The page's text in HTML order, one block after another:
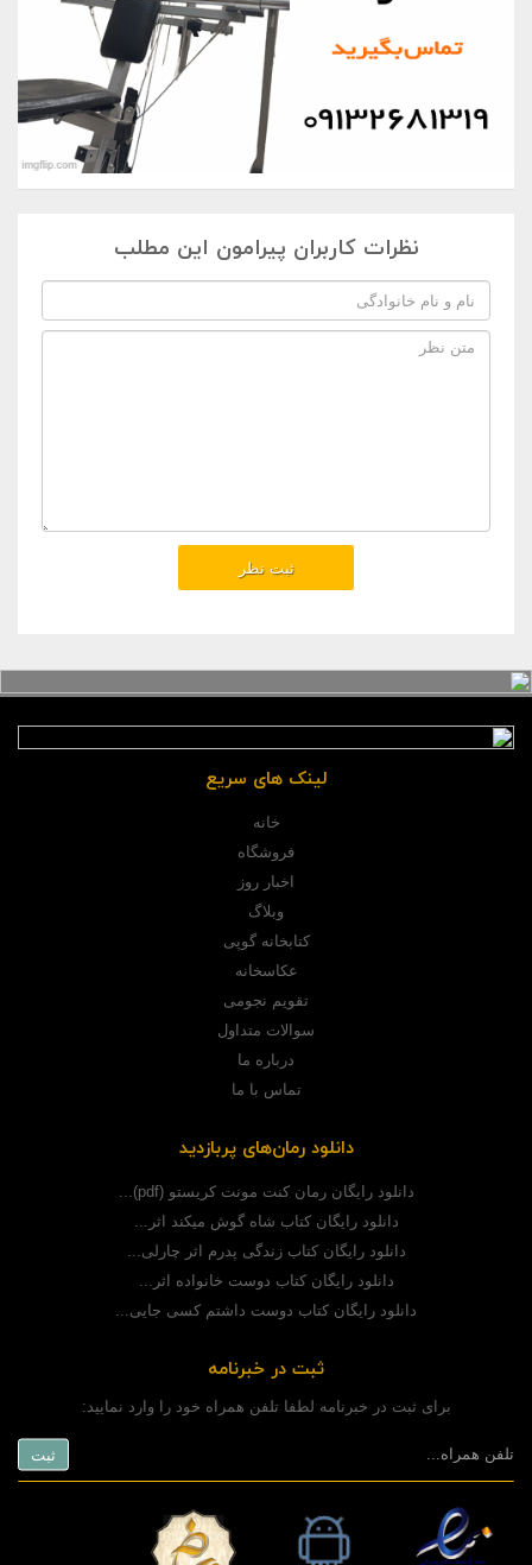
نظرات کاربران پیرامون این مطلب
لینک های سریع
خانه
فروشگاه
اخبار روز
وبلاگ
کتابخانه گوپی
عکاسخانه
تقویم نجومی
سوالات متداول
درباره ما
تماس با ما
دانلود رمان‌های پربازدید
دانلود رایگان رمان کنت مونت کریستو (pdf)...
دانلود رایگان کتاب شاه گوش میکند اثر...
دانلود رایگان کتاب زندگی پدرم اثر چارلی...
دانلود رایگان کتاب دوست خانواده اثر...
دانلود رایگان کتاب دوست داشتم کسی جایی...
ثبت در خبرنامه
برای ثبت در خبرنامه لطفا تلفن همراه خود را وارد نمایید: